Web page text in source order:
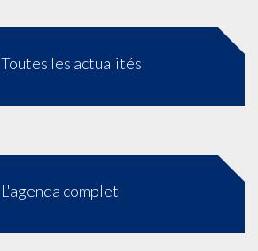
Toutes les actualités
L'agenda complet